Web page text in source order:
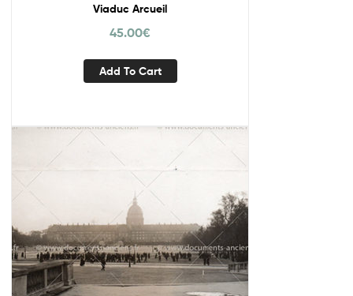
Viaduc Arcueil
45.00€
Add To Cart